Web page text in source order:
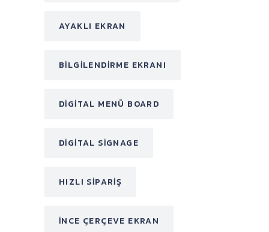
AYAKLI EKRAN
BILGILENDIRME EKRANI
DIGITAL MENÜ BOARD
DIGITAL SIGNAGE
HIZLI SIPARIŞ
INCE ÇERÇEVE EKRAN